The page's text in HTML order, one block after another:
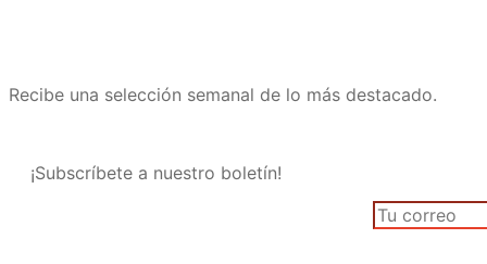
Recibe una selección semanal de lo más destacado.
¡Subscríbete a nuestro boletín!